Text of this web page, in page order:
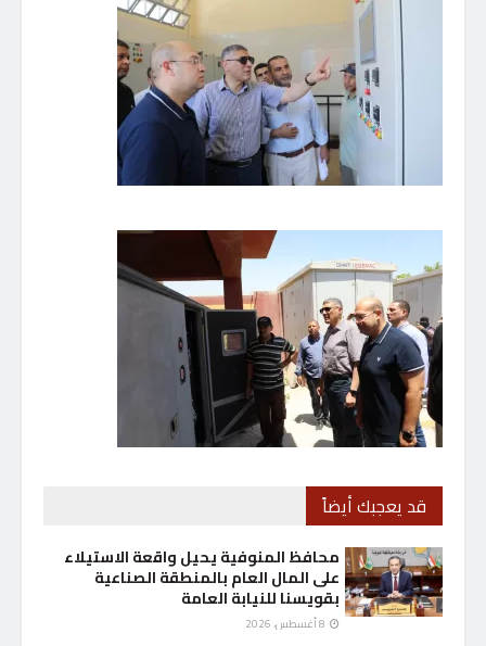
قد يعجبك أيضاً
محافظ المنوفية يحيل واقعة الاستيلاء
على المال العام بالمنطقة الصناعية
بقويسنا للنيابة العامة